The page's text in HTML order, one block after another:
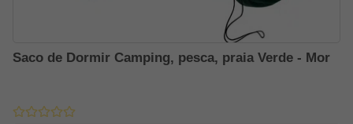
Saco de Dormir Camping, pesca, praia Verde - Mor